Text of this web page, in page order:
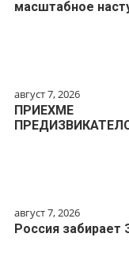
масштабное
август 7, 2026
ПРИЕХМЕ
август 7, 2026
Россия забирает